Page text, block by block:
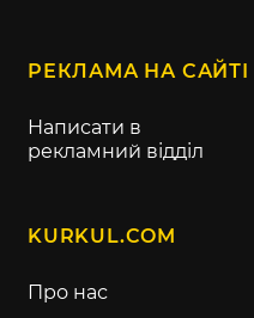
РЕКЛАМА НА САЙТІ
Написати в
рекламний відділ
KURKUL.COM
Про нас